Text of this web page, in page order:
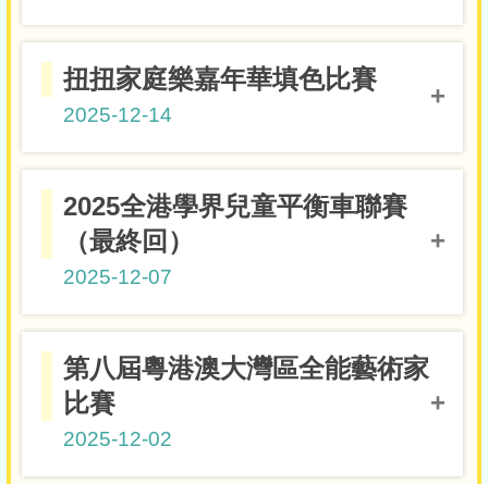
小四級二等獎 4A黎珞晴
扭扭家庭樂嘉年華填色比賽
2025-12-14
高小組冠軍 4D李思語
2025全港學界兒童平衡車聯賽
（最終回）
2025-12-07
5-8歲兩項跑+踩女子組冠軍 4A黎珞晴
7-8歲女子公開組冠軍
第八屆粵港澳大灣區全能藝術家
比賽
2025-12-02